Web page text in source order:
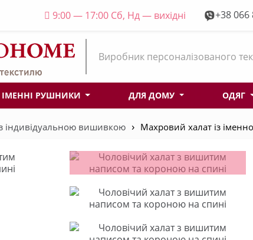
9:00 — 17:00 Сб, Нд — вихідні +38 066
Виробник персоналізованого
ІМЕННІ РУШНИКИ ДЛЯ ДОМУ ОДЯГ
з індивідуальною вишивкою Махровий халат із